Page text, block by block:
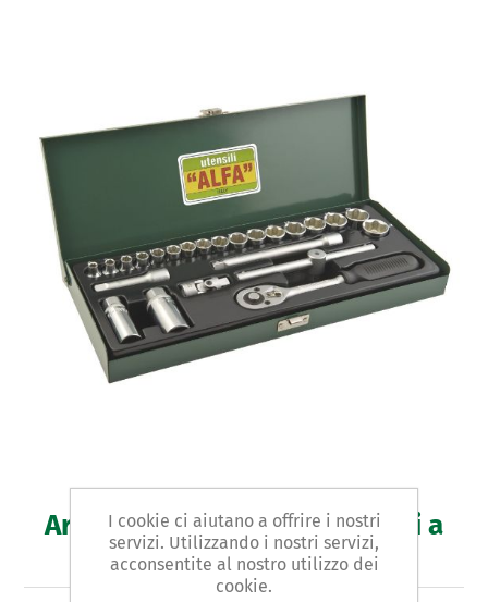
Art. 394 - assortimento chiavi a
bussola
I cookie ci aiutano a offrire i nostri
servizi. Utilizzando i nostri servizi,
acconsentite al nostro utilizzo dei
cookie.